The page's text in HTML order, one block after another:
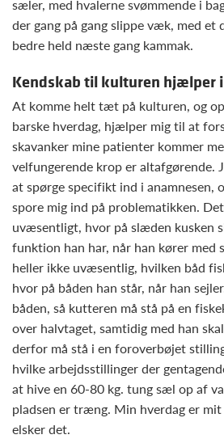
sæler, med hvalerne svømmende i
der gang på gang slippe væk, med et
bedre held næste gang kammak.
Kendskab til kulturen hjælper
At komme helt tæt på kulturen, og
barske hverdag, hjælper mig til at
skavanker mine patienter kommer
velfungerende krop er altafgørende.
at spørge specifikt ind i anamnesen,
spore mig ind på problematikken.
uvæsentligt, hvor på slæden kusken
funktion han har, når han kører med
heller ikke uvæsentlig, hvilken båd
hvor på båden han står, når han
båden, så kutteren må stå på en
over halvtaget, samtidig med han
derfor må stå i en foroverbøjet
hvilke arbejdsstillinger der
at hive en 60-80 kg. tung sæl op af
pladsen er træng. Min hverdag er
elsker det.